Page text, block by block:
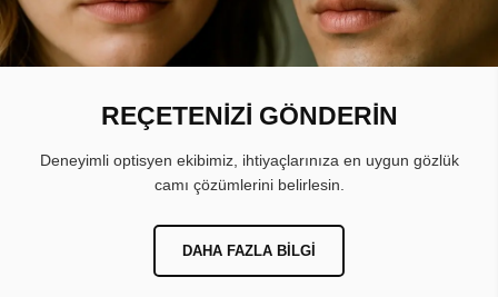
REÇETENİZİ GÖNDERİN
Deneyimli optisyen ekibimiz, ihtiyaçlarınıza en uygun gözlük
camı çözümlerini belirlesin.
DAHA FAZLA BILGI